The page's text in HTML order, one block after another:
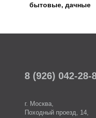
бытовые, дачные
8 (926) 042-28-
г. Москва,
Походный проезд, 14,